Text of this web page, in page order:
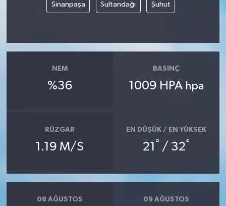
Sinanpaşa Sultandağı Şuhut
NEM
%36
BASINÇ
1009 HPA hpa
RÜZGAR
1.19 M/S
EN DÜŞÜK / EN YÜKSEK
21 ° / 32°
08 AĞUSTOS 09 AĞUSTOS